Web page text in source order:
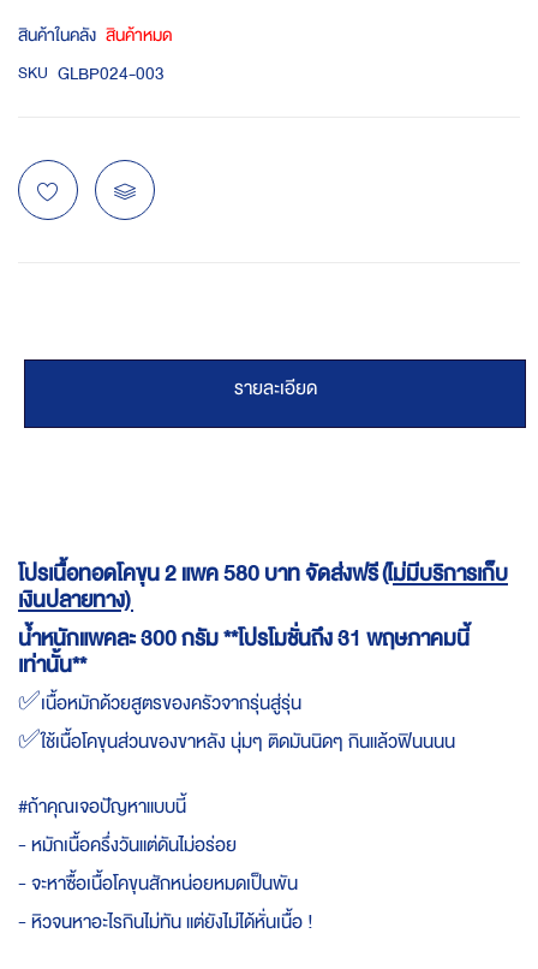
สินค้าในคลัง สินค้าหมด
SKU GLBP024-003
รายละเอียด
โปรเนื้อทอดโคขุน 2 แพค 580 บาท จัดส่งฟรี(ไม่มีบริการเก็บ
เงินปลายทาง)
น้ำหนักแพคละ 300 กรัม **โปรโมชั่นถึง 31 พฤษภาคมนี้
เท่านั้น**
✅เนื้อหมักด้วยสูตรของครัวจากรุ่นสู่รุ่น
✅ใช้เนื้อโคขุนส่วนของขาหลัง นุ่มๆ ติดมันนิดๆ กินแล้วฟินนนน
#ถ้าคุณเจอปัญหาแบบนี้
- หมักเนื้อครึ่งวันแต่ดันไม่อร่อย
- จะหาซื้อเนื้อโคขุนสักหน่อยหมดเป็นพัน
- หิวจนหาอะไรกินไม่ทัน แต่ยังไม่ได้หั่นเนื้อ !